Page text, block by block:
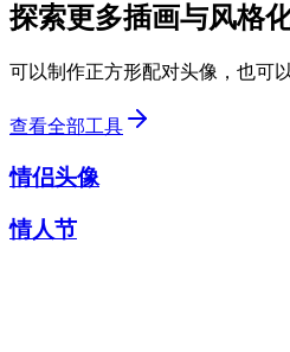
探索更多插画与风格
可以制作正方形配对头像，也可
查看全部工具
情侣头像
情人节